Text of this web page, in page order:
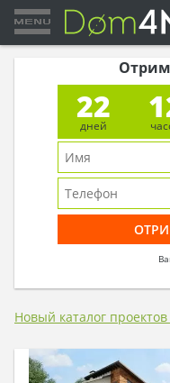
22
дней
Новый каталог